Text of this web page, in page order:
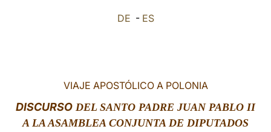
DE - ES
VIAJE APOSTÓLICO A POLONIA
DISCURSO DEL SANTO PADRE JUAN PABLO II
A LA ASAMBLEA CONJUNTA DE DIPUTADOS